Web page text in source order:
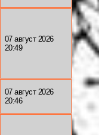
07 август 2026
20:49
07 август 2026
20:46